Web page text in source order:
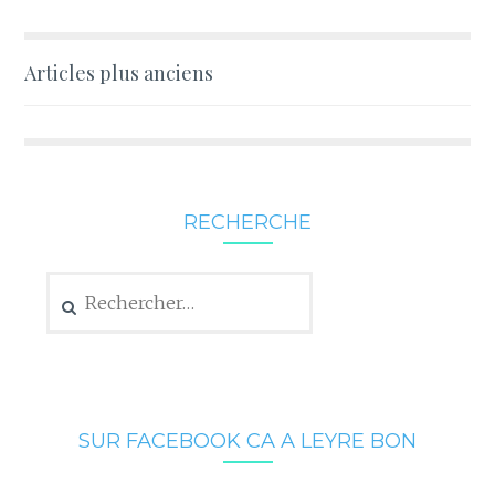
Navigation
Articles plus anciens
RECHERCHE
SUR FACEBOOK CA A LEYRE BON